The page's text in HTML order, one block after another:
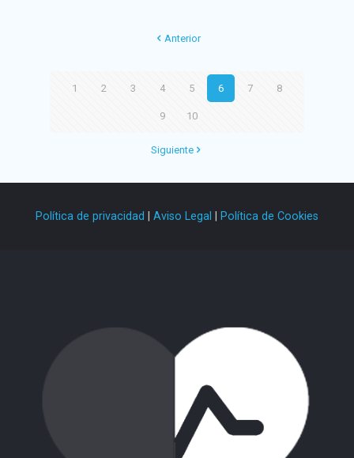
Anterior
1 2 3 4 5 6 7 8
9 10
Siguiente
Política de privacidad Aviso Legal Política de Cookies